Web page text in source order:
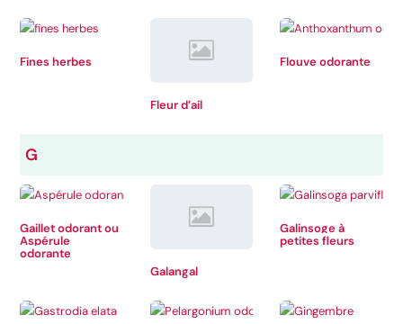
Fines herbes
Fleur d’ail
Flouve odorante
G
Gaillet odorant ou
Aspérule
odorante
Galangal
Galinsoge à
petites fleurs